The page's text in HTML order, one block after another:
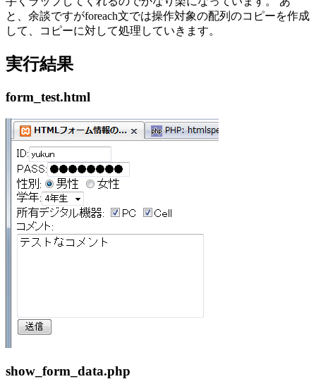
と、余談ですがforeach文では操作対象の配列のコピーを作成
して、コピーに対して処理していきます。
実行結果
form_test.html
show_form_data.php